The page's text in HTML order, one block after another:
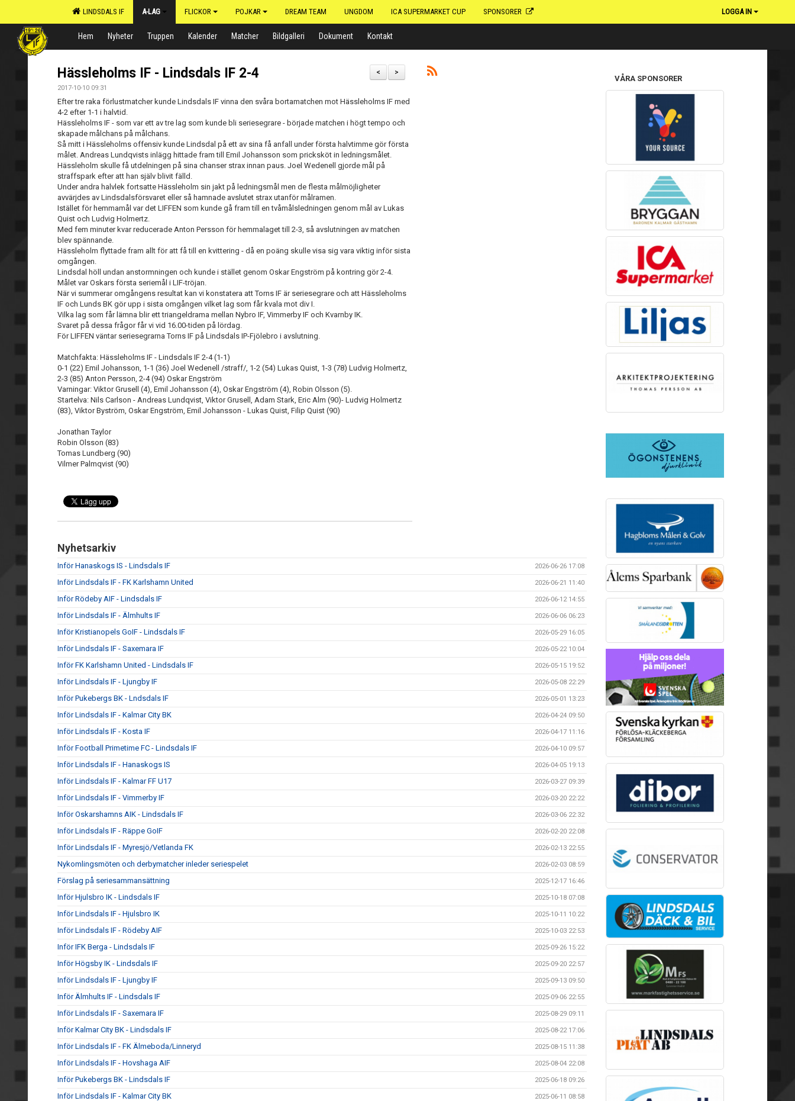
LINDSDALS IF A-LAG FLICKOR POJKAR DREAM TEAM UNGDOM ICA SUPERMARKET CUP SPONSORER LOGGA IN
Hem Nyheter Truppen Kalender Matcher Bildgalleri Dokument Kontakt
>
<
Hässleholms IF - Lindsdals IF 2-4
2017-10-10 09:31
Efter tre raka förlustmatcher kunde Lindsdals IF vinna den svåra bortamatchen mot Hässleholms IF med
4-2 efter 1-1 i halvtid.
Hässleholms IF - som var ett av tre lag som kunde bli seriesegrare - började matchen i högt tempo och
skapade målchans på målchans.
Så mitt i Hässleholms offensiv kunde Lindsdal på ett av sina få anfall under första halvtimme gör första
målet. Andreas Lundqvists inlägg hittade fram till Emil Johansson som pricksköt in ledningsmålet.
Hässleholm skulle få utdelningen på sina chanser strax innan paus. Joel Wedenell gjorde mål på
straffspark efter att han själv blivit fälld.
Under andra halvlek fortsatte Hässleholm sin jakt på ledningsmål men de flesta målmöjligheter
avvärjdes av Lindsdalsförsvaret eller så hamnade avslutet strax utanför målramen.
Istället för hemmamål var det LIFFEN som kunde gå fram till en tvåmålsledningen genom mål av Lukas
Quist och Ludvig Holmertz.
Med fem minuter kvar reducerade Anton Persson för hemmalaget till 2-3, så avslutningen av matchen
blev spännande.
Hässleholm flyttade fram allt för att få till en kvittering - då en poäng skulle visa sig vara viktig inför sista
omgången.
Lindsdal höll undan anstormningen och kunde i stället genom Oskar Engström på kontring gör 2-4.
Målet var Oskars första seriemål i LIF-tröjan.
När vi summerar omgångens resultat kan vi konstatera att Torns IF är seriesegrare och att Hässleholms
IF och Lunds BK gör upp i sista omgången vilket lag som får kvala mot div I.
Vilka lag som får lämna blir ett triangeldrama mellan Nybro IF, Vimmerby IF och Kvarnby IK.
Svaret på dessa frågor får vi vid 16.00-tiden på lördag.
För LIFFEN väntar seriesegrarna Torns IF på Lindsdals IP-Fjölebro i avslutning.
Matchfakta: Hässleholms IF - Lindsdals IF 2-4 (1-1)
0-1 (22) Emil Johansson, 1-1 (36) Joel Wedenell /straff/, 1-2 (54) Lukas Quist, 1-3 (78) Ludvig Holmertz,
2-3 (85) Anton Persson, 2-4 (94) Oskar Engström
Varningar: Viktor Grusell (4), Emil Johansson (4), Oskar Engström (4), Robin Olsson (5).
Startelva: Nils Carlson - Andreas Lundqvist, Viktor Grusell, Adam Stark, Eric Alm (90)- Ludvig Holmertz
(83), Viktor Byström, Oskar Engström, Emil Johansson - Lukas Quist, Filip Quist (90)
Jonathan Taylor
Robin Olsson (83)
Tomas Lundberg (90)
Vilmer Palmqvist (90)
Nyhetsarkiv
Inför Hanaskogs IS - Lindsdals IF 2026-06-26 17:08
Inför Lindsdals IF - FK Karlshamn United 2026-06-21 11:40
Inför Rödeby AIF - Lindsdals IF 2026-06-12 14:55
Inför Lindsdals IF - Älmhults IF 2026-06-06 06:23
Inför Kristianopels GoIF - Lindsdals IF 2026-05-29 16:05
Inför Lindsdals IF - Saxemara IF 2026-05-22 10:04
Inför FK Karlshamn United - Lindsdals IF 2026-05-15 19:52
Inför Lindsdals IF - Ljungby IF 2026-05-08 22:29
Inför Pukebergs BK - Lndsdals IF 2026-05-01 13:23
Inför Lindsdals IF - Kalmar City BK 2026-04-24 09:50
Inför Lindsdals IF - Kosta IF 2026-04-17 11:16
Inför Football Primetime FC - Lindsdals IF 2026-04-10 09:57
Inför Lindsdals IF - Hanaskogs IS 2026-04-05 19:13
Inför Lindsdals IF - Kalmar FF U17 2026-03-27 09:39
Inför Lindsdals IF - Vimmerby IF 2026-03-20 22:22
Inför Oskarshamns AIK - Lindsdals IF 2026-03-06 22:32
Inför Lindsdals IF - Räppe GoIF 2026-02-20 22:08
Inför Lindsdals IF - Myresjö/Vetlanda FK 2026-02-13 22:55
Nykomlingsmöten och derbymatcher inleder seriespelet 2026-02-03 08:59
Förslag på seriesammansättning 2025-12-17 16:46
Inför Hjulsbro IK - Lindsdals IF 2025-10-18 07:08
Inför Lindsdals IF - Hjulsbro IK 2025-10-11 10:22
Inför Lindsdals IF - Rödeby AIF 2025-10-03 22:53
Inför IFK Berga - Lindsdals IF 2025-09-26 15:22
Inför Högsby IK - Lindsdals IF 2025-09-20 22:57
Inför Lindsdals IF - Ljungby IF 2025-09-13 09:50
Inför Älmhults IF - Lindsdals IF 2025-09-06 22:55
Inför Lindsdals IF - Saxemara IF 2025-08-29 09:11
Inför Kalmar City BK - Lindsdals IF 2025-08-22 17:06
Inför Lindsdals IF - FK Älmeboda/Linneryd 2025-08-15 11:38
Inför Lindsdals IF - Hovshaga AIF 2025-08-04 22:08
Inför Pukebergs BK - Lindsdals IF 2025-06-18 09:26
Inför Lindsdals IF - Kalmar City BK 2025-06-11 08:58
VÅRA SPONSORER